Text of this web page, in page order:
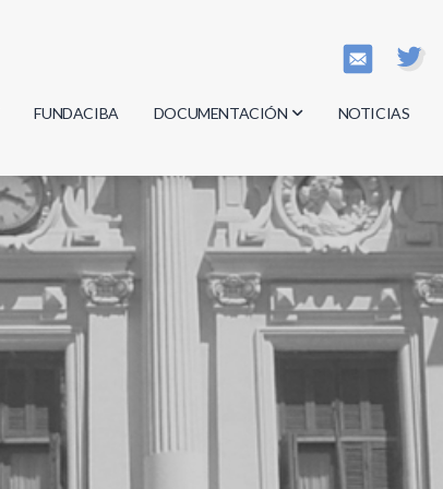
FUNDACIBA DOCUMENTACIÓN
Actas
Reglamentos
Documentos
NOTICIAS